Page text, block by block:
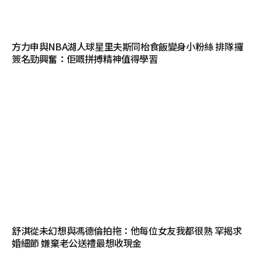
方力申與NBA湖人球星里夫斯同枱食飯變身小粉絲 排隊攞
簽名勁興奮：佢嘅拼搏精神值得學習
舒淇從未幻想與馮德倫拍拖：他每位女友我都很熟 罕揭求
婚細節 嫌棄老公送禮最想收現金